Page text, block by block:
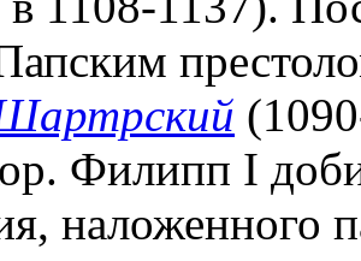
Филипп I
наложенного